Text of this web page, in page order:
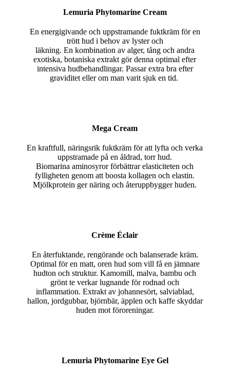
Lemuria Phytomarine Cream
En energigivande och uppstramande fuktkräm för en
trött hud i behov av lyster och
läkning. En kombination av alger, tång och andra
exotiska, botaniska extrakt gör denna optimal efter
intensiva hudbehandlingar. Passar extra bra efter
graviditet eller om man varit sjuk en tid.
Mega Cream
En kraftfull, näringsrik fuktkräm för att lyfta och verka
uppstramade på en åldrad, torr hud.
Biomarina aminosyror förbättrar elasticiteten och
fylligheten genom att boosta kollagen och elastin.
Mjölkprotein ger näring och återuppbygger huden.
Crème Éclair
En återfuktande, rengörande och balanserade kräm.
Optimal för en matt, oren hud som vill få en jämnare
hudton och struktur. Kamomill, malva, bambu och
grönt te verkar lugnande för rodnad och
inflammation. Extrakt av johannesört, salviablad,
hallon, jordgubbar, björnbär, äpplen och kaffe skyddar
huden mot föroreningar.
Lemuria Phytomarine Eye Gel